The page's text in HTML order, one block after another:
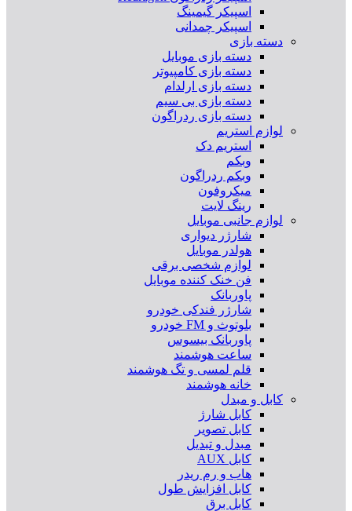
اسپیکر گیمینگ
اسپیکر چمدانی
دسته بازی
دسته بازی موبایل
دسته بازی کامپیوتر
دسته بازی ارلدام
دسته بازی بی سیم
دسته بازی ردراگون
لوازم استریم
استریم دک
وبکم
وبکم ردراگون
میکروفون
رینگ لایت
لوازم جانبی موبایل
شارژر دیواری
هولدر موبایل
لوازم شخصی برقی
فن خنک کننده موبایل
پاوربانک
شارژر فندکی خودرو
بلوتوث و FM خودرو
پاوربانک بیسوس
ساعت هوشمند
قلم لمسی و تگ هوشمند
خانه هوشمند
کابل و مبدل
کابل شارژ
کابل تصویر
مبدل و تبدیل
کابل AUX
هاب و رم ریدر
کابل افزایش طول
کابل برق